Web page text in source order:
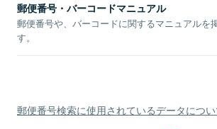
郵便番号・バーコードマニュアル
郵便番号や、バーコードに関するマニュアルを
す。
郵便番号検索に使用されているデータについ